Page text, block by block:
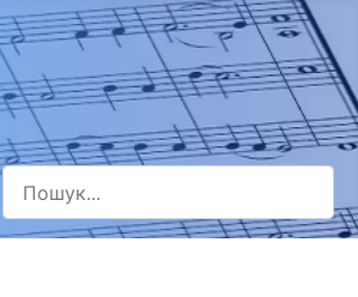
Пошук
Type 2 or more characters for results.